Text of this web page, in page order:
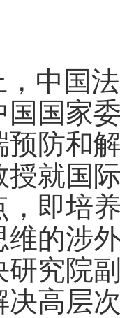
中国
国国家
防和
授就国
，即培
维的涉
研究院
决高层